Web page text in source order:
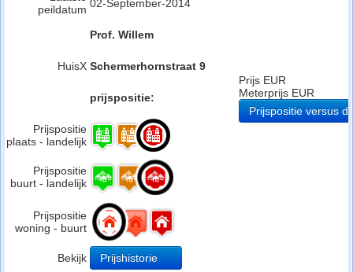
peildatum 02-September-2014
HuisX
Prof. Willem
Schermerhornstraat 9
prijspositie:
Prijspositie
plaats - landelijk
Prijspositie
buurt - landelijk
Prijspositie
woning - buurt
Bekijk Prijshistorie
Prijs EUR
Meterprijs EUR
Prijspositie versus